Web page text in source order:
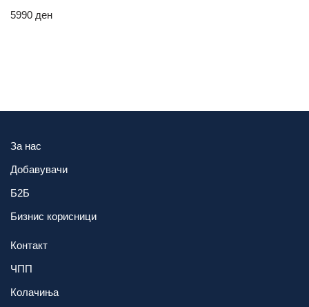
5990 ден
За нас
Добавувачи
Б2Б
Бизнис корисници
Контакт
ЧПП
Колачиња